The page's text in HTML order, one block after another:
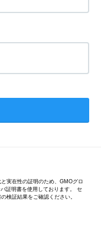
実在性の証明のため、GMOグロ
証明書を使用しております。 セ
検証結果をご確認ください。